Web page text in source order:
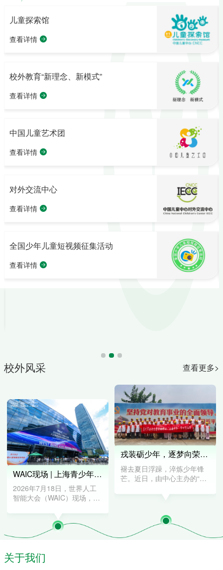
儿童探索馆
查看详情
教育活动
校外教育“新理念、新模式”
查看详情
中国儿童艺术团
查看详情
艺术团建制
对外交流中心
查看详情
交流与合作
全国少年儿童短视频征集活动
查看详情
优秀作品展映
校外风采 查看更多>
WAIC现场 | 上海青少年AI学院学子闪耀世界人工智能大会，少年力量正当时！
2026年7月18日，世界人工
智能大会（WAIC）现场，一
未来发展论坛在上海隆重举
行。院士、专家、行业领袖
齐聚一堂，共话AI发展未
慧的盛会上，有一群特殊的
身影格外引人注目——他们
戎装砺少年，逐梦向荣光｜“大国少年”军事营圆满收官
褪去夏日浮躁，淬炼少年锋
芒。近日，由中心主办的“大
营。为期三天的全封闭军事
们身着戎装，以训练铸品
格、以实践强体魄、以红色
润初心，在汗水与欢笑中完
关于我们